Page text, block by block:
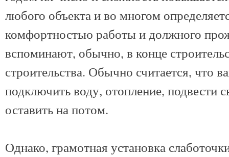
любого объекта и во многом
комфортностью работы и должного
вспоминают, обычно, в конце
строительства. Обычно считается, что
подключить воду, отопление, подвести
оставить на потом.
Однако, грамотная установка